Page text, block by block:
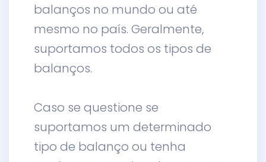
balanços no mundo ou até
mesmo no país. Geralmente,
suportamos todos os tipos de
balanços.
Caso se questione se
suportamos um determinado
tipo de balanço ou tenha